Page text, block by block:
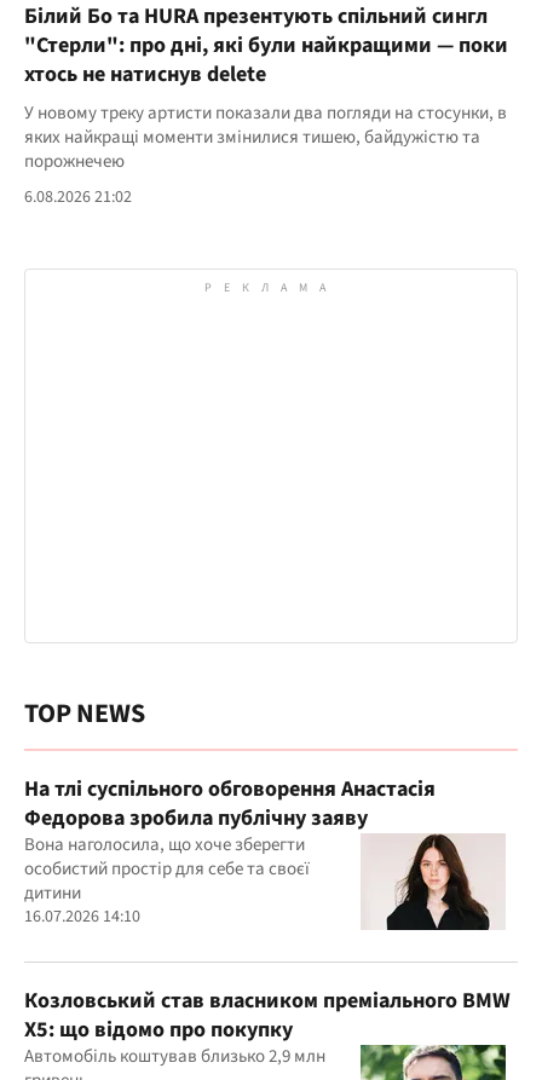
Білий Бо та HURA презентують спільний сингл
"Стерли": про дні, які були найкращими — поки
хтось не натиснув delete
У новому треку артисти показали два погляди на стосунки, в
яких найкращі моменти змінилися тишею, байдужістю та
порожнечею
6.08.2026 21:02
TOP NEWS
На тлі суспільного обговорення Анастасія
Федорова зробила публічну заяву
Вона наголосила, що хоче зберегти
особистий простір для себе та своєї
дитини
16.07.2026 14:10
Козловський став власником преміального BMW
X5: що відомо про покупку
Автомобіль коштував близько 2,9 млн